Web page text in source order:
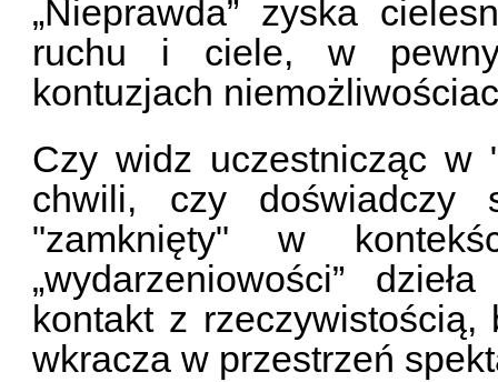
„Nieprawda” zyska
ruchu i ciele, w
kontuzjach
Czy widz uczestnicząc w
chwili, czy doświadczy
"zamknięty" w
„wydarzeniowości”
kontakt z
wkracza w przestrzeń